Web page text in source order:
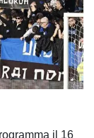
il 16